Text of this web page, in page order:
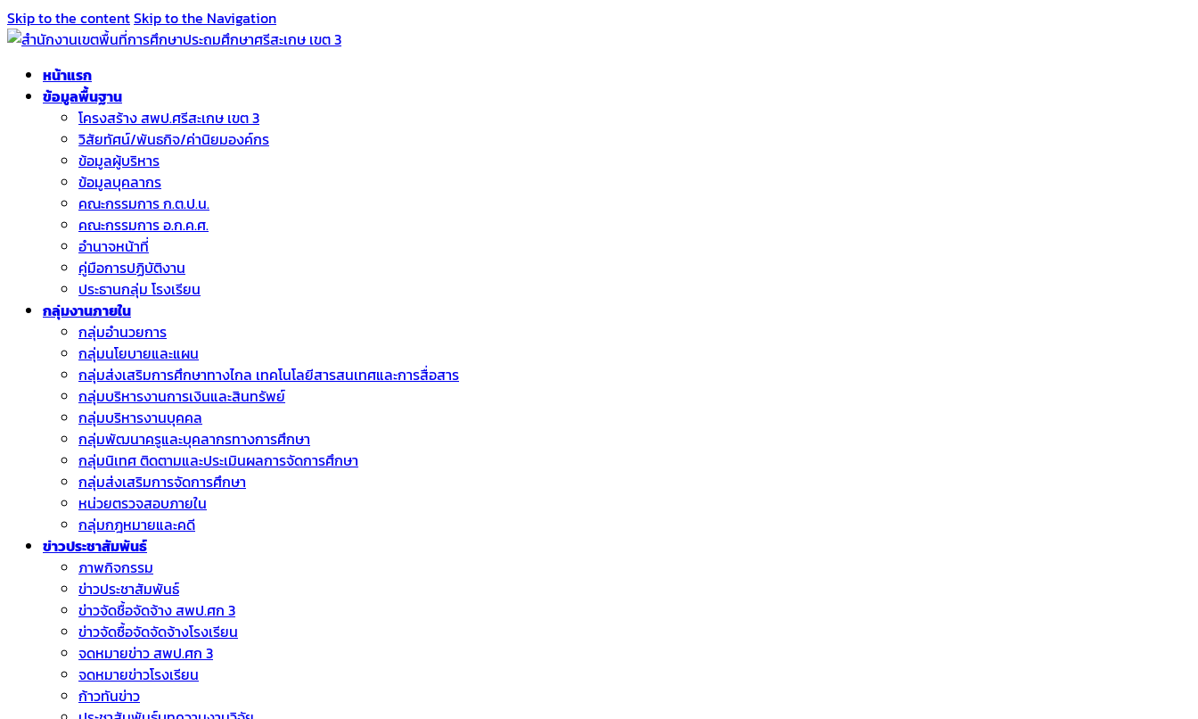
Skip to the contentSkip to the Navigation
หน้าแรก
ข้อมูลพื้นฐาน
โครงสร้าง สพป.ศรีสะเกษ เขต 3
วิสัยทัศน์/พันธกิจ/ค่านิยมองค์กร
ข้อมูลผู้บริหาร
ข้อมูลบุคลากร
คณะกรรมการ ก.ต.ป.น.
คณะกรรมการ อ.ก.ค.ศ.
อำนาจหน้าที่
คู่มือการปฏิบัติงาน
ประธานกลุ่ม โรงเรียน
กลุ่มงานภายใน
กลุ่มอำนวยการ
กลุ่มนโยบายและแผน
กลุ่มส่งเสริมการศึกษาทางไกล เทคโนโลยีสารสนเทศและการสื่อสาร
กลุ่มบริหารงานการเงินและสินทรัพย์
กลุ่มบริหารงานบุคคล
กลุ่มพัฒนาครูและบุคลากรทางการศึกษา
กลุ่มนิเทศ ติดตามและประเมินผลการจัดการศึกษา
กลุ่มส่งเสริมการจัดการศึกษา
หน่วยตรวจสอบภายใน
กลุ่มกฎหมายและคดี
ข่าวประชาสัมพันธ์
ภาพกิจกรรม
ข่าวประชาสัมพันธ์
ข่าวจัดชื้อจัดจ้าง สพป.ศก 3
ข่าวจัดซื้อจัดจัดจ้างโรงเรียน
จดหมายข่าว สพป.ศก 3
จดหมายข่าวโรงเรียน
ก้าวทันข่าว